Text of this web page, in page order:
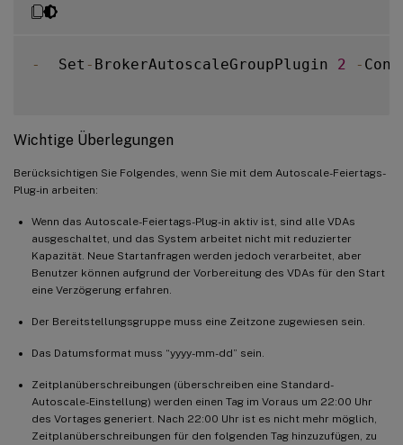
-
  Set
- BrokerAutoscaleGroupPlugin 2 -
Wichtige Überlegungen
Berücksichtigen Sie Folgendes, wenn Sie mit dem Autoscale-Feiertags-
Plug-in arbeiten:
Wenn das Autoscale-Feiertags-Plug-in aktiv ist, sind alle VDAs
ausgeschaltet, und das System arbeitet nicht mit reduzierter
Kapazität. Neue Startanfragen werden jedoch verarbeitet, aber
Benutzer können aufgrund der Vorbereitung des VDAs für den Start
eine Verzögerung erfahren.
Der Bereitstellungsgruppe muss eine Zeitzone zugewiesen sein.
Das Datumsformat muss “yyyy-mm-dd” sein.
Zeitplanüberschreibungen (überschreiben eine Standard-
Autoscale-Einstellung) werden einen Tag im Voraus um 22:00 Uhr
des Vortages generiert. Nach 22:00 Uhr ist es nicht mehr möglich,
Zeitplanüberschreibungen für den folgenden Tag hinzuzufügen, zu